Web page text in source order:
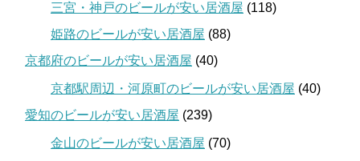
三宮・神戸のビールが安い居酒屋 (118)
姫路のビールが安い居酒屋 (88)
京都府のビールが安い居酒屋 (40)
京都駅周辺・河原町のビールが安い居酒屋 (40)
愛知のビールが安い居酒屋 (239)
金山のビールが安い居酒屋 (70)